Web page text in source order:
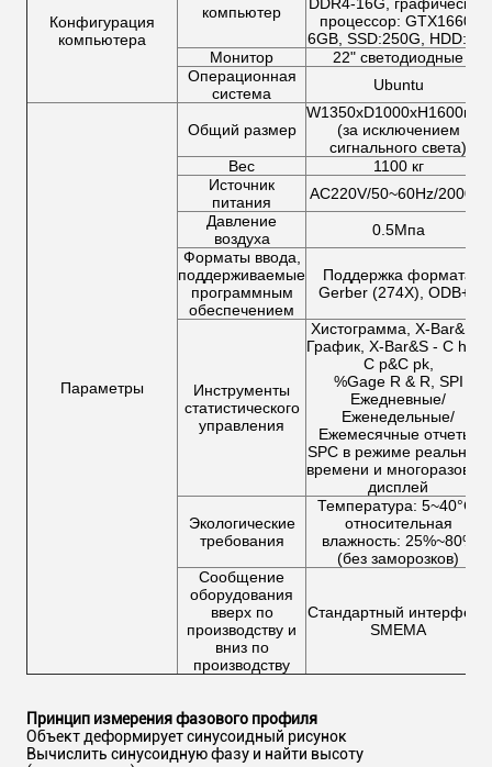
Конфигурация
компьютера
компьютер
процессор: GTX1660-
6GB, SSD:250G, HDD: 2T
Монитор
22" светодиодные
Операционная
система
Ubuntu
Параметры
Общий размер
W1350xD1000xH1600mm
(за исключением
сигнального света)
Вес
1100 кг
Источник
питания
AC220V/50~60Hz/2000W
Давление
воздуха
0.5Мпа
Форматы ввода,
поддерживаемые
программным
обеспечением
Поддержка формата
Gerber (274X), ODB++
Инструменты
статистического
управления
Хистограмма, X-Bar&R -
График, X-Bar&S - C hart,
C p&C pk,
%Gage R & R, SPI
Ежедневные/
Еженедельные/
Ежемесячные отчеты,
SPC в режиме реального
времени и многоразовый
дисплей
Экологические
требования
Температура: 5~40°C,
относительная
влажность: 25%~80%
(без заморозков)
Сообщение
оборудования
вверх по
производству и
вниз по
производству
Стандартный интерфейс
SMEMA
Принцип измерения фазового профиля
Объект деформирует синусоидный рисунок
Вычислить синусоидную фазу и найти высоту